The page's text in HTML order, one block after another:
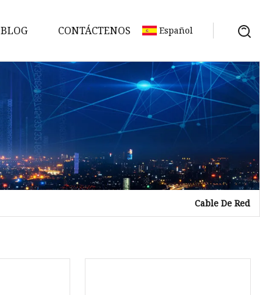
BLOG CONTÁCTENOS Español
Cable De Red